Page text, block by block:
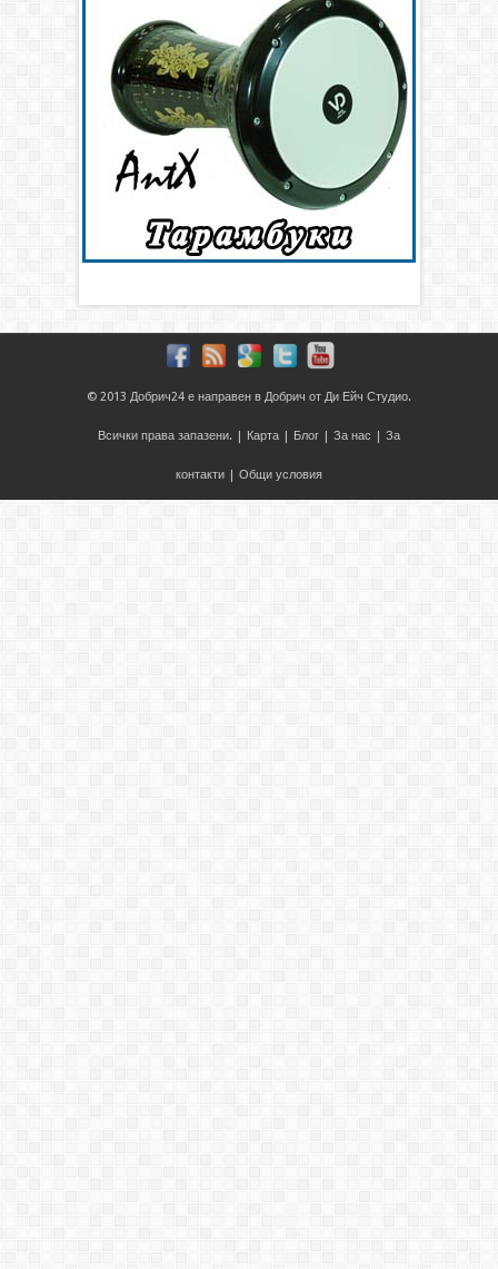
© 2013 Добрич24 е направен в Добрич от Ди Ейч Студио.
Всички права запазени. | Карта | Блог | За нас | За
контакти | Общи условия